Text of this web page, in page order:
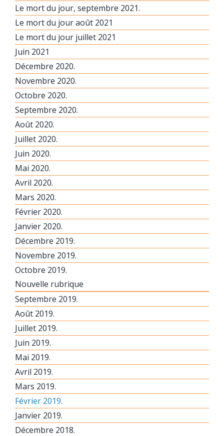
Le mort du jour, septembre 2021.
Le mort du jour août 2021
Le mort du jour juillet 2021
Juin 2021
Décembre 2020.
Novembre 2020.
Octobre 2020.
Septembre 2020.
Août 2020.
Juillet 2020.
Juin 2020.
Mai 2020.
Avril 2020.
Mars 2020.
Février 2020.
Janvier 2020.
Décembre 2019.
Novembre 2019.
Octobre 2019.
Nouvelle rubrique
Septembre 2019.
Août 2019.
Juillet 2019.
Juin 2019.
Mai 2019.
Avril 2019.
Mars 2019.
Février 2019.
Janvier 2019.
Décembre 2018.